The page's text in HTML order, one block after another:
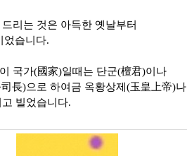
리는 것은 아득한 옛날부터
었습니다.
국가(國家)일때는 단군(檀君)이나
長)으로 하여금 옥황상제(玉皇上帝)나
빌었습니다.